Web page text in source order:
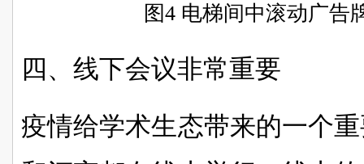
图4 电梯间中滚动广告
四、线下会议非常重要
疫情给学术生态带来的一个